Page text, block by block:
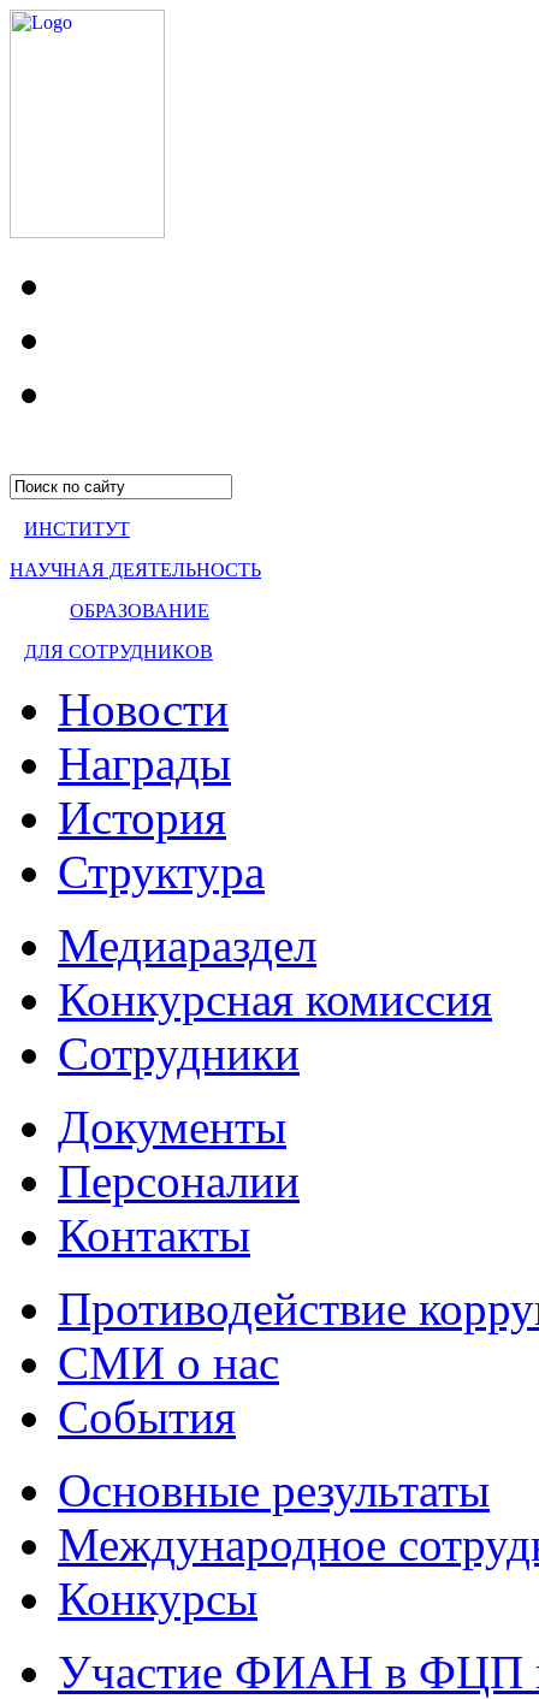
ИНСТИТУТ
НАУЧНАЯ ДЕЯТЕЛЬНОСТЬ
ОБРАЗОВАНИЕ
ДЛЯ СОТРУДНИКОВ
Новости
Награды
История
Структура
Медиараздел
Конкурсная комиссия
Сотрудники
Документы
Персоналии
Контакты
Противодействие
СМИ о нас
События
Основные результаты
Международное
Конкурсы
Участие ФИАН в ФЦП